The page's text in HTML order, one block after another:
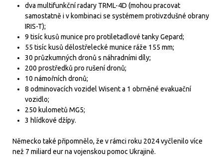
dva multifunkční radary TRML-4D (mohou pracovat
samostatně i v kombinaci se systémem protivzdušné obrany
IRIS-T);
9 tisíc kusů munice pro protiletadlové tanky Gepard;
55 tisíc kusů dělostřelecké munice ráže 155 mm;
30 průzkumných dronů s náhradními díly;
200 prostředků pro rušení dronů;
10 námořních dronů;
8 odminovacích vozidel Wisent a 1 obrněné evakuační
vozidlo;
250 kulometů MG5;
3 hlídkové džípy.
Německo také připomnělo, že v rámci roku 2024 vyčlenilo více
než 7 miliard eur na vojenskou pomoc Ukrajině.